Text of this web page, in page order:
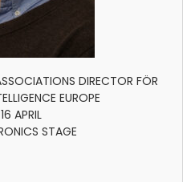
DIRECTOR FÖR
EUROPE
16 APRIL
STAGE